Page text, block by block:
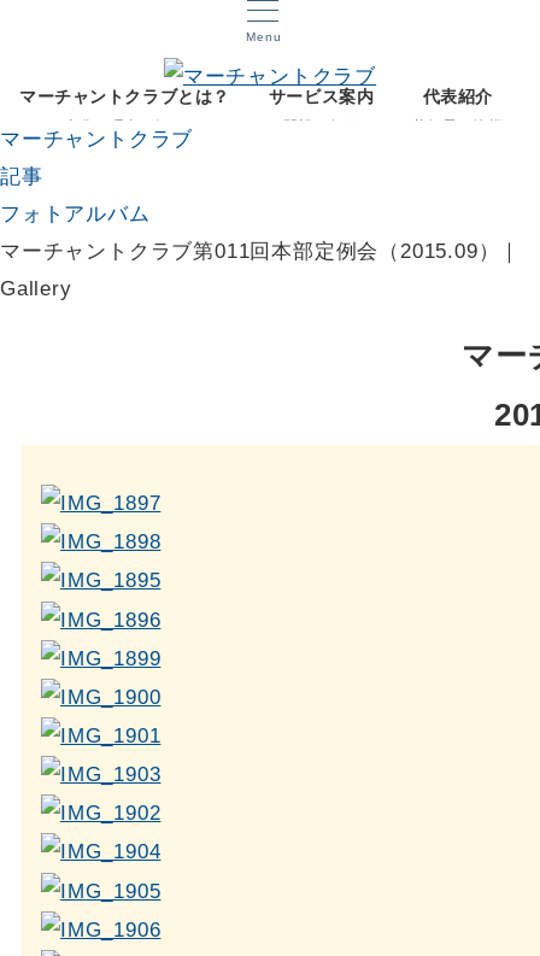
Menu
マーチャントクラブとは？
文化と理念を知る
サービス案内 代表紹介
マーチャントクラブ
記事
フォトアルバム
マーチャントクラブ第011回本部定例会（2015.09）｜
Gallery
マー